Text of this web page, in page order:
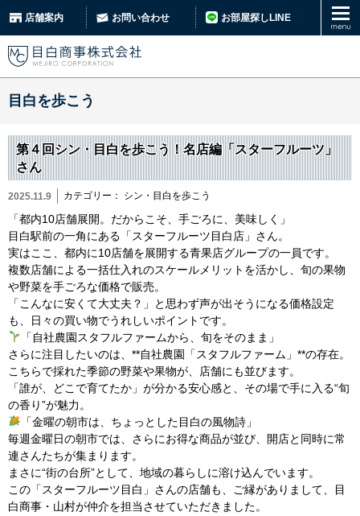
店舗案内 お問い合わせ お部屋探しLINE
目白を歩こう
第４回シン・目白を歩こう！名店編「スターフルーツ」
さん
2025.11.9 カテゴリー： シン・目白を歩こう
「都内10店舗展開。だからこそ、手ごろに、美味しく」
目白駅前の一角にある「スターフルーツ目白店」さん。
実はここ、都内に10店舗を展開する青果店グループの一員です。
複数店舗による一括仕入れのスケールメリットを活かし、旬の果物
や野菜を手ごろな価格で販売。
「こんなに安くて大丈夫？」と思わず声が出そうになる価格設定
も、日々の買い物でうれしいポイントです。
「自社農園スタフルファームから、旬をそのまま」
さらに注目したいのは、**自社農園「スタフルファーム」**の存在。
こちらで採れた季節の野菜や果物が、店舗にも並びます。
「誰が、どこで育てたか」が分かる安心感と、その場で手に入る“旬
の香り”が魅力。
「金曜の朝市は、ちょっとした目白の風物詩」
毎週金曜日の朝市では、さらにお得な商品が並び、開店と同時に常
連さんたちが集まります。
まさに“街の台所”として、地域の暮らしに溶け込んでいます。
この「スターフルーツ目白」さんの店舗も、ご縁がありまして、目
白商事・山村が仲介を担当させていただきました。